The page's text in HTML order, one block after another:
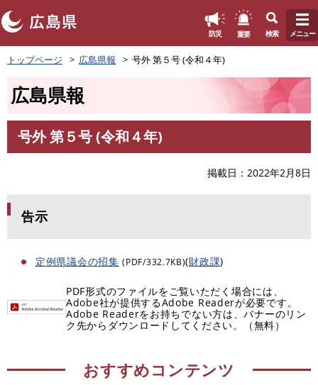
ペ
ー
頭
す
防災 重要 検索 メニュー
トップページ 広島県報 号外 第５号 (令和４年)
広島県報
文
号外 第５号 (令和４年)
掲載日 2022年2月8日
告示
定例県議会の招集 (PDF/332.7KB)(財政課)
PDF形式のファイルをご覧いただく場合には、
Adobe社が提供するAdobe Readerが必要です。
Adobe Readerをお持ちでない方は、バナーのリン
ク先からダウンロードしてください。（無料）
おすすめコンテンツ